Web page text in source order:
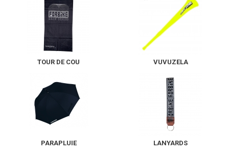
READ MORE
TOUR DE COU VUVUZELA
PARAPLUIE LANYARDS